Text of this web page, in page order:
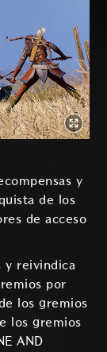
y
de los
de acceso
y reivindica
por
los gremios
los gremios
AND